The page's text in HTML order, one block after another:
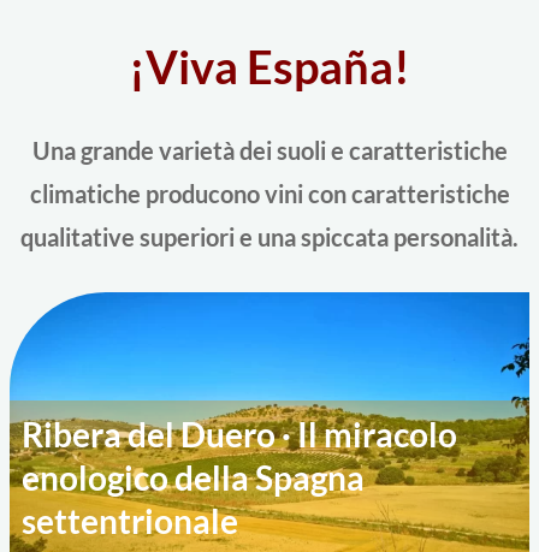
¡Viva España!
Una grande varietà dei suoli e caratteristiche
climatiche producono vini con caratteristiche
qualitative superiori e una spiccata personalità.
Ribera del Duero · Il miracolo
enologico della Spagna
settentrionale